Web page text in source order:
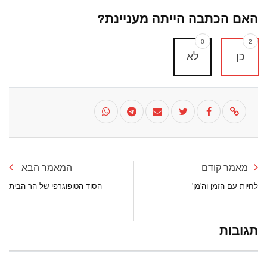
האם הכתבה הייתה מעניינת?
כן
2
לא
0
מאמר קודם
לחיות עם הזמן וה'מן'
המאמר הבא
הסוד הטופוגרפי של הר הבית
תגובות